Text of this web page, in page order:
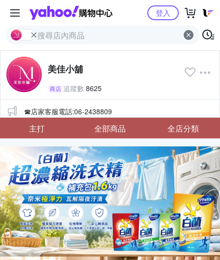
Yahoo購物中心
登入
美佳小舖
商店 追蹤數 8625
公告
☎店家客服電話:06-2438809
主打 全部商品 全店分類